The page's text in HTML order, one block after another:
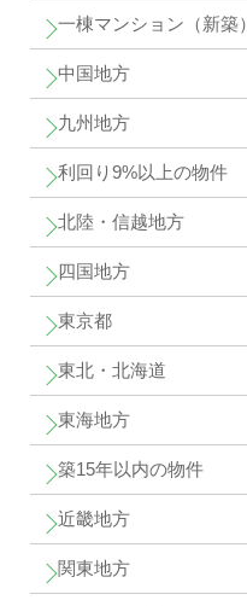
一棟マンション（新築）
中国地方
九州地方
利回り9%以上の物件
北陸・信越地方
四国地方
東京都
東北・北海道
東海地方
築15年以内の物件
近畿地方
関東地方